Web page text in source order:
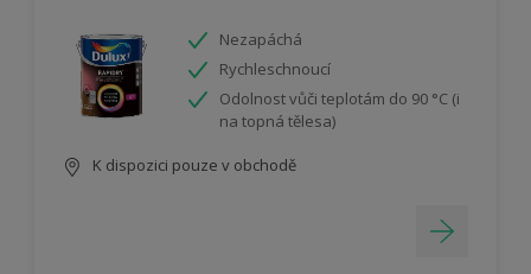
Nezapáchá
Rychleschnoucí
Odolnost vůči teplotám do 90 °C (i
na topná tělesa)
K dispozici pouze v obchodě